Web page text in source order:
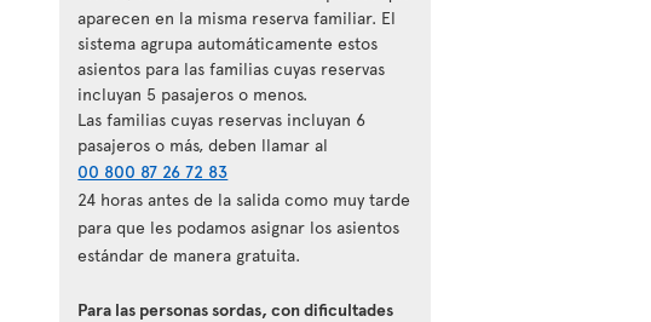
aparecen en la misma reserva familiar. El
sistema agrupa automáticamente estos
asientos para las familias cuyas reservas
incluyan 5 pasajeros o menos.
Las familias cuyas reservas incluyan 6
pasajeros o más, deben llamar al
00 800 87 26 72 83
24 horas antes de la salida como muy tarde
para que les podamos asignar los asientos
estándar de manera gratuita.
Para las personas sordas, con dificultades